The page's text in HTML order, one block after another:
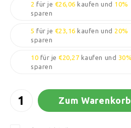
2 für je €26,06 kaufen und 10%
sparen
5 für je €23,16 kaufen und 20%
sparen
10 für je€20,27 kaufen und 30%
sparen
Zum